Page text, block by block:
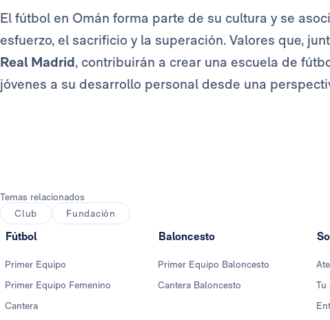
El fútbol en Omán forma parte de su cultura y se
esfuerzo, el sacrificio y la superación. Valores que,
Real Madrid, contribuirán a crear una escuela de
jóvenes a su desarrollo personal desde una
Temas relacionados
Club
Fundación
Fútbol
Primer Equipo
Primer Equipo Femenino
Cantera
Baloncesto
Primer Equipo Baloncesto
Cantera Baloncesto
Tu